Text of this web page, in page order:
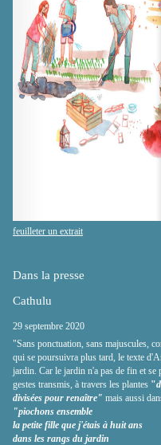
feuilleter un extrait
Dans la presse
Cathulu
29 septembre 2020
"Sans ponctuation, sans majuscules,
qui se poursuivra plus tard, le texte
jardin. Car le jardin n'a pas de fin et se
gestes transmis, à travers les plantes "
divisées pour renaître" mais aussi
"piochons ensemble
la petite fille que j'étais à huit ans
dans les rangs du jardin